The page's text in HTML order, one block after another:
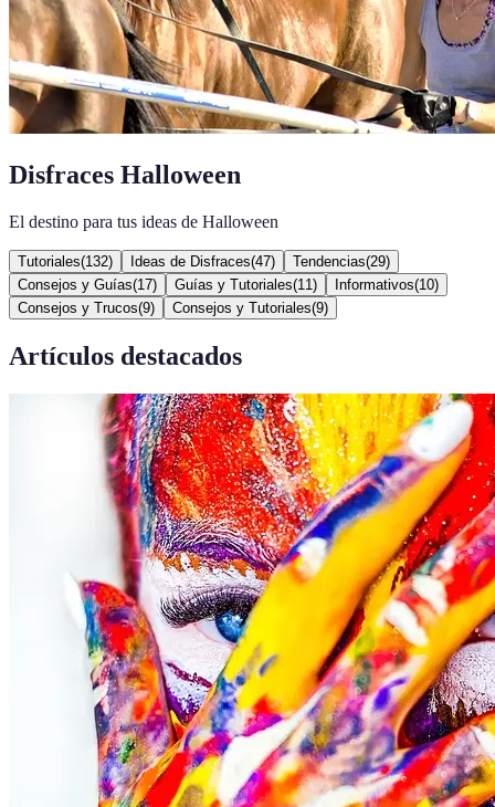
Disfraces Halloween
El destino para tus ideas de Halloween
Tutoriales(132) Ideas de Disfraces(47) Tendencias(29)
Consejos y Guías(17) Guías y Tutoriales(11 ) Informativos(10)
Consejos y Trucos(9) Consejos y Tutoriales(9)
Artículos destacados